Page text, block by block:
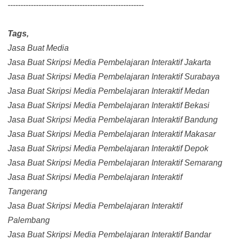
-----------------------------------------------------
Tags,
Jasa Buat Media
Jasa Buat Skripsi Media Pembelajaran Interaktif Jakarta
Jasa Buat Skripsi Media Pembelajaran Interaktif Surabaya
Jasa Buat Skripsi Media Pembelajaran Interaktif Medan
Jasa Buat Skripsi Media Pembelajaran Interaktif Bekasi
Jasa Buat Skripsi Media Pembelajaran Interaktif Bandung
Jasa Buat Skripsi Media Pembelajaran Interaktif Makasar
Jasa Buat Skripsi Media Pembelajaran Interaktif Depok
Jasa Buat Skripsi Media Pembelajaran Interaktif Semarang
Jasa Buat Skripsi Media Pembelajaran Interaktif
Tangerang
Jasa Buat Skripsi Media Pembelajaran Interaktif
Palembang
Jasa Buat Skripsi Media Pembelajaran Interaktif Bandar